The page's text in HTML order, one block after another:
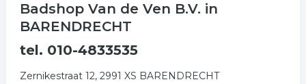
Badshop Van de Ven B.V. in
BARENDRECHT
tel. 010-4833535
Zernikestraat 12, 2991 XS BARENDRECHT